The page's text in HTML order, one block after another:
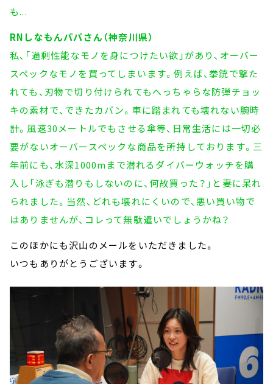
も...
RNしなもんパパさん（神奈川県）
私、「過剰性能なモノを身につけたい欲」があり、オーバー
スペックなモノを買ってしまいます。例えば、拳銃で撃た
れても、刃物で切り付けられてもへっちゃらな防弾チョッ
キの素材で、できたカバン。車に踏まれても壊れない腕時
計。風速30メートルでもさせる傘等、日常生活には一切必
要がないオーバースペックな商品を所持しております。三
年前にも、水深1000mまで潜れるダイバーウォッチを購
入し「泳ぎも潜りもしないのに、何故買った？」と妻に呆れ
られました。当然、どれも壊れにくいので、悪い買い物で
はありませんが、コレって無駄遣いでしょうかね？
このほかにも沢山のメールをいただきました。
いつもありがとうございます。